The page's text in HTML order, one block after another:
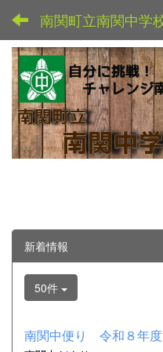
南関町立南関中学
新着情報
50件
南関中便り 令和８年